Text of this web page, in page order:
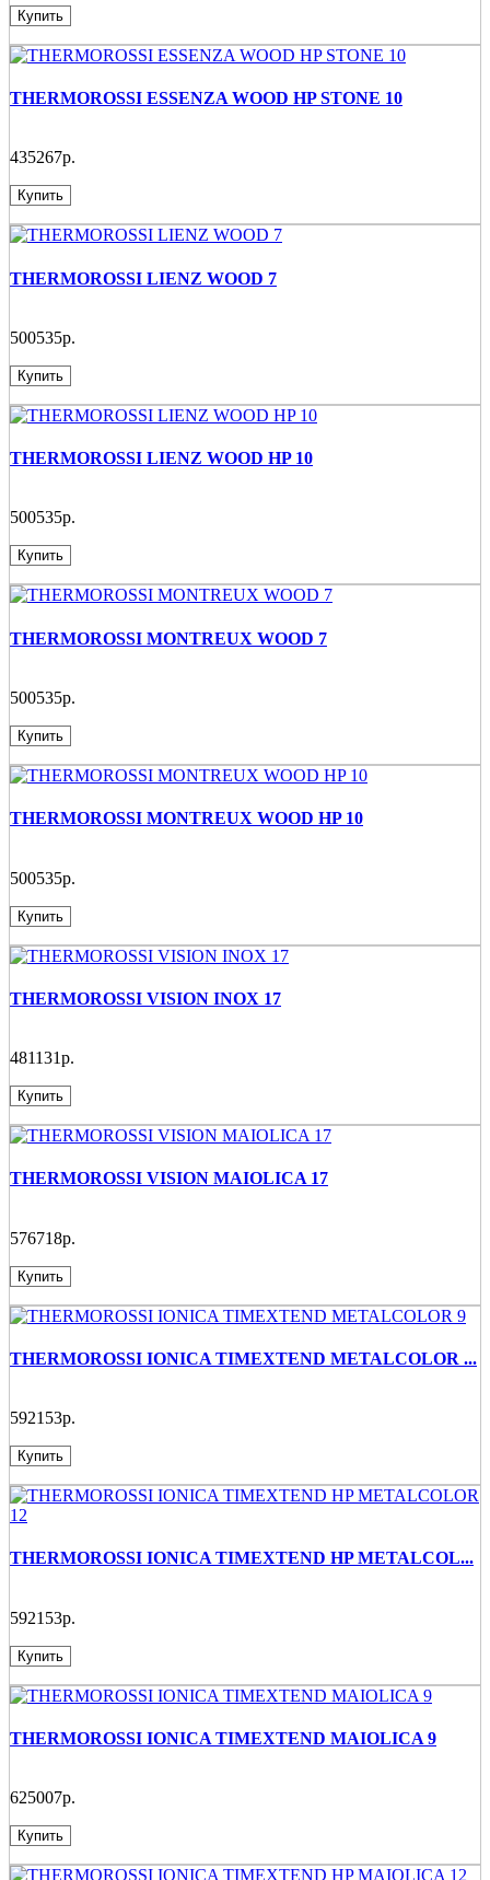
Купить
THERMOROSSI ESSENZA WOOD HP STONE 10
435267р.
Купить
THERMOROSSI LIENZ WOOD 7
500535р.
Купить
THERMOROSSI LIENZ WOOD HP 10
500535р.
Купить
THERMOROSSI MONTREUX WOOD 7
500535р.
Купить
THERMOROSSI MONTREUX WOOD HP 10
500535р.
Купить
THERMOROSSI VISION INOX 17
481131р.
Купить
THERMOROSSI VISION MAIOLICA 17
576718р.
Купить
THERMOROSSI IONICA TIMEXTEND METALCOLOR ...
592153р.
Купить
THERMOROSSI IONICA TIMEXTEND HP METALCOL...
592153р.
Купить
THERMOROSSI IONICA TIMEXTEND MAIOLICA 9
625007р.
Купить